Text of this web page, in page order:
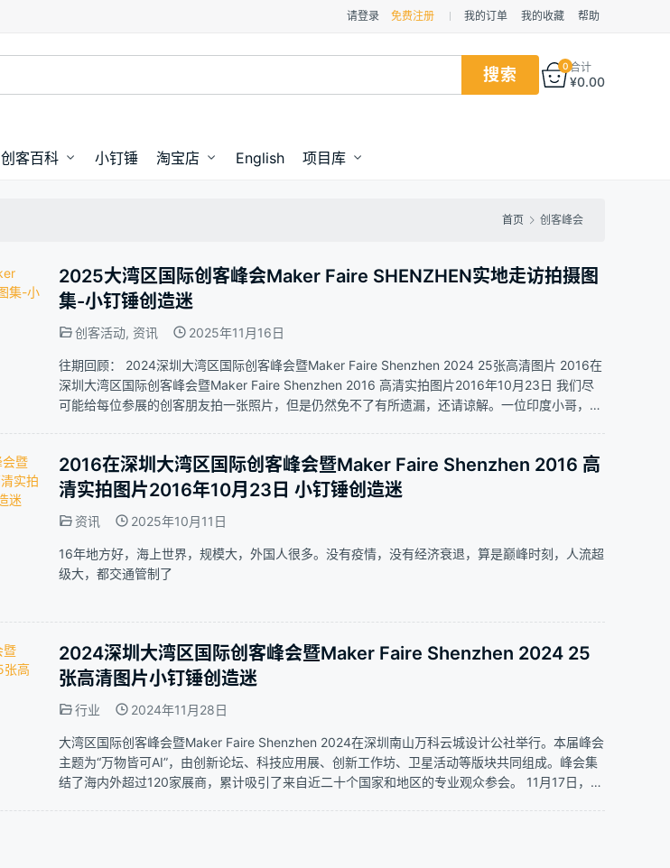
请登录 免费注册 我的订单 我的收藏 帮助
0合计
¥0.00
创客百科 小钉锤 淘宝店 English 项目库
首页 创客峰会
2025大湾区国际创客峰会Maker Faire SHENZHEN实地走访拍摄图
集-小钉锤创造迷
创客活动, 资讯 2025年11月16日
往期回顾： 2024深圳大湾区国际创客峰会暨Maker Faire Shenzhen 2024 25张高清图片 2016在
深圳大湾区国际创客峰会暨Maker Faire Shenzhen 2016 高清实拍图片2016年10月23日 我们尽
可能给每位参展的创客朋友拍一张照片，但是仍然免不了有所遗漏，还请谅解。一位印度小哥，不
2016在深圳大湾区国际创客峰会暨Maker Faire Shenzhen 2016 高
清实拍图片2016年10月23日 小钉锤创造迷
资讯 2025年10月11日
16年地方好，海上世界，规模大，外国人很多。没有疫情，没有经济衰退，算是巅峰时刻，人流超
级大，都交通管制了
2024深圳大湾区国际创客峰会暨Maker Faire Shenzhen 2024 25
张高清图片小钉锤创造迷
行业 2024年11月28日
大湾区国际创客峰会暨Maker Faire Shenzhen 2024在深圳南山万科云城设计公社举行。本届峰会
主题为“万物皆可AI”，由创新论坛、科技应用展、创新工作坊、卫星活动等版块共同组成。峰会集
结了海内外超过120家展商，累计吸引了来自近二十个国家和地区的专业观众参会。 11月17日，小